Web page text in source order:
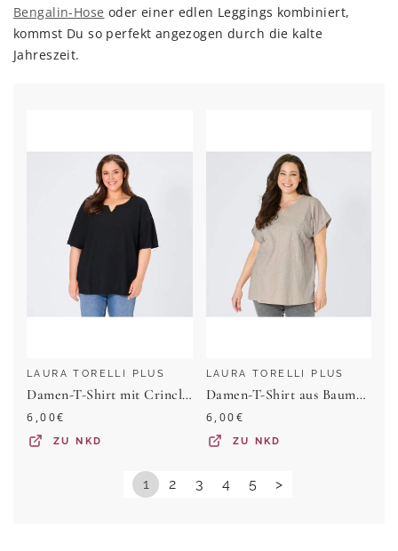
Bengalin-Hose oder einer edlen Leggings kombiniert,
kommst Du so perfekt angezogen durch die kalte
Jahreszeit.
LAURA TORELLI PLUS
Damen-T-Shirt mit Crincle-Optik, große Größen
6,00€
ZU NKD
LAURA TORELLI PLUS
Damen-T-Shirt aus Baumwolle, Große Größen
6,00€
ZU NKD
1 2 3 4 5 >